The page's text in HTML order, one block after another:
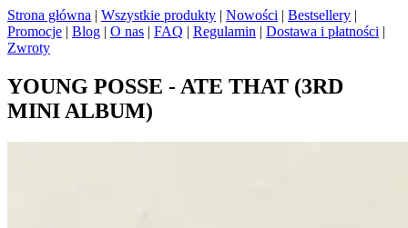
Strona główna | Wszystkie produkty | Nowości | Bestsellery |
Promocje | Blog | O nas | FAQ | Regulamin | Dostawa i płatności |
Zwroty
YOUNG POSSE - ATE THAT (3RD
MINI ALBUM)